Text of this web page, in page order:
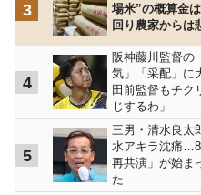
3
場米”の概算金
回り農家からは
4
阪神藤川監督の
気」「采配」に
田前監督もチク
じするわ」
5
三男・清水良太
水アキラ沈痛
再共演」が始ま
た